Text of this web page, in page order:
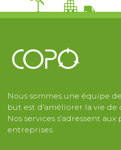
Nous sommes une équipe
but est d'améliorer la vie de
Nos services s'adressent
entreprises.